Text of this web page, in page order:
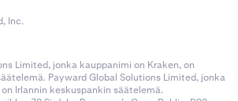
Inc.
Limited, jonka kauppanimi on Kraken, on
Payward Global Solutions Limited, jonka
Irlannin keskuspankin säätelemä.